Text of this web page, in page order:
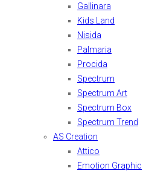
Gallinara
Kids Land
Nisida
Palmaria
Procida
Spectrum
Spectrum Art
Spectrum Box
Spectrum Trend
AS Creation
Attico
Emotion Graphic